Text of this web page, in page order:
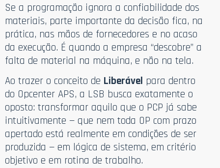
Se a programação ignora a confiabilidade dos
materiais, parte importante da decisão fica, na
prática, nas mãos de fornecedores e no acaso
da execução. É quando a empresa “descobre” a
falta de material na máquina, e não na tela.
Ao trazer o conceito de Liberável para dentro
do Opcenter APS, a LSB busca exatamente o
oposto: transformar aquilo que o PCP já sabe
intuitivamente — que nem toda OP com prazo
apertado está realmente em condições de ser
produzida — em lógica de sistema, em critério
objetivo e em rotina de trabalho.